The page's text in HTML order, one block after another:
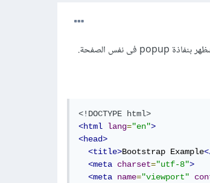
<!DOCTYPE html>
<html lang="en">
<head>
<title>Bootstrap Example
<meta charset="utf-8">
<meta name="viewport"